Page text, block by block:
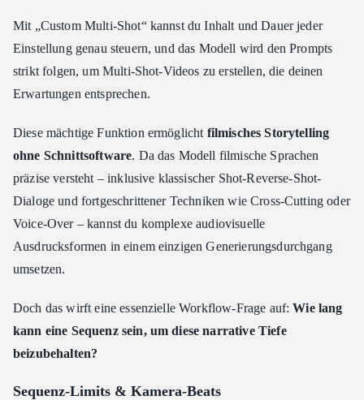
Mit „Custom Multi-Shot“ kannst du Inhalt und Dauer jeder
Einstellung genau steuern, und das Modell wird den Prompts
strikt folgen, um Multi-Shot-Videos zu erstellen, die deinen
Erwartungen entsprechen.
Diese mächtige Funktion ermöglicht filmisches Storytelling
ohne Schnittsoftware. Da das Modell filmische Sprachen
präzise versteht – inklusive klassischer Shot-Reverse-Shot-
Dialoge und fortgeschrittener Techniken wie Cross-Cutting oder
Voice-Over – kannst du komplexe audiovisuelle
Ausdrucksformen in einem einzigen Generierungsdurchgang
umsetzen.
Doch das wirft eine essenzielle Workflow-Frage auf:Wie lang
kann eine Sequenz sein, um diese narrative Tiefe
beizubehalten?
Sequenz-Limits & Kamera-Beats